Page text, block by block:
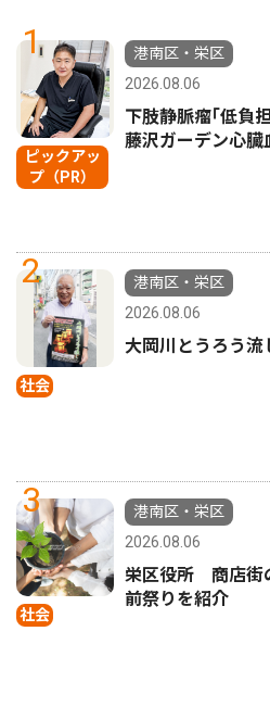
1
ピックアッ
プ（PR）
港南区・栄区
2026.08.06
下肢静脈瘤｢低負
藤沢ガーデン心臓
2
社会
港南区・栄区
2026.08.06
大岡川とうろう
3
社会
港南区・栄区
2026.08.06
栄区役所 商店街
前祭りを紹介